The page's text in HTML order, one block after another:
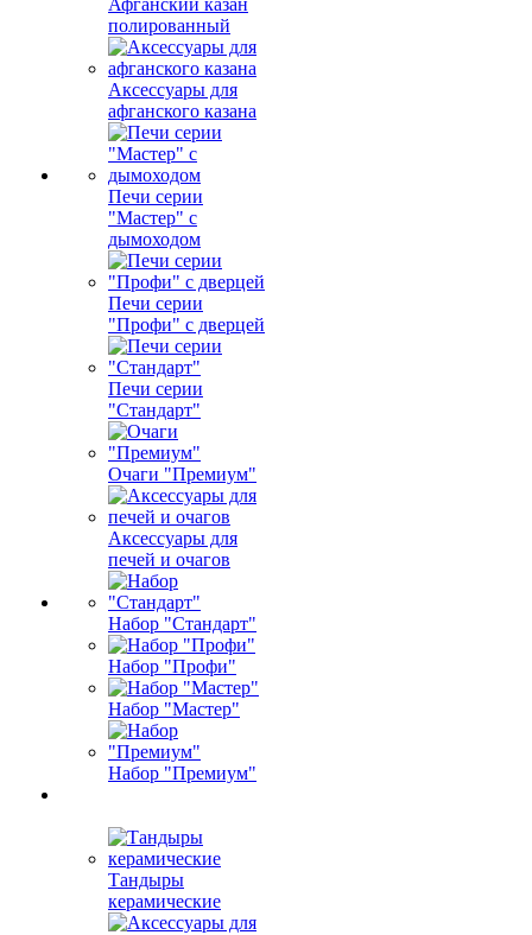
Афганский казан
полированный
Аксессуары для
афганского казана
Печи серии
"Мастер" с
дымоходом
Печи серии
"Профи" с дверцей
Печи серии
"Стандарт"
Очаги "Премиум"
Аксессуары для
печей и очагов
Набор "Стандарт"
Набор "Профи"
Набор "Мастер"
Набор "Премиум"
Тандыры
керамические